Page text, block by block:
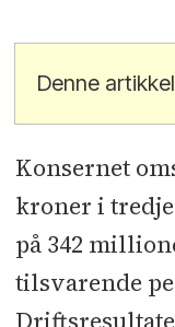
Denne
Konsernet
kroner i
på 342
tilsvarende